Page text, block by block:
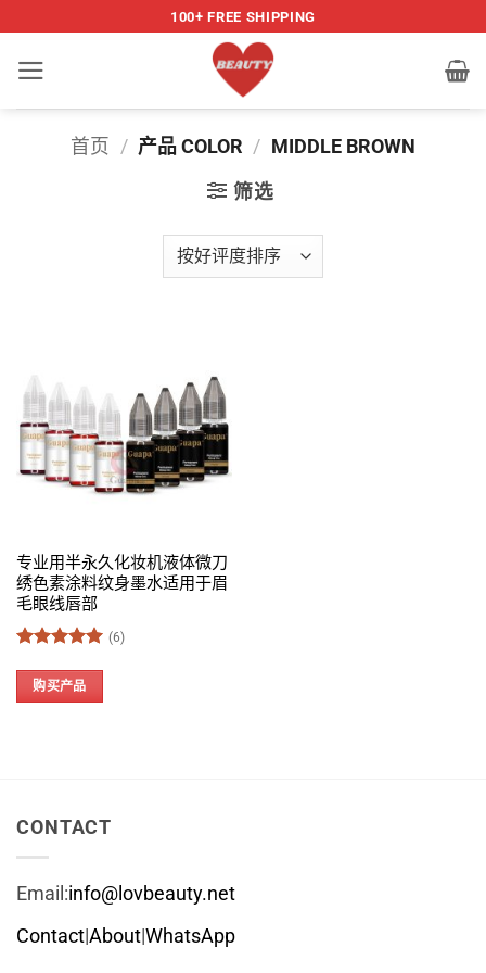
容
100+ FREE SHIPPING
首页 / 产品 COLOR / MIDDLE BROWN
筛选
专业用半永久化妆机液体微刀
绣色素涂料纹身墨水适用于眉
毛眼线唇部
&sol; 5
(6)
购买产品
CONTACT
Email:info@lovbeauty.net
Contact|About|WhatsApp